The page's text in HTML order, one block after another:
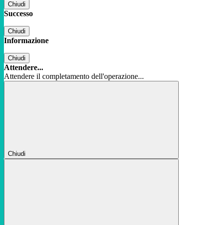
Chiudi
Successo
Chiudi
Informazione
Chiudi
Attendere...
Attendere il completamento dell'operazione...
Chiudi